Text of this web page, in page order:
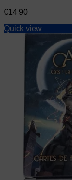
Price
€14.90
Quick view